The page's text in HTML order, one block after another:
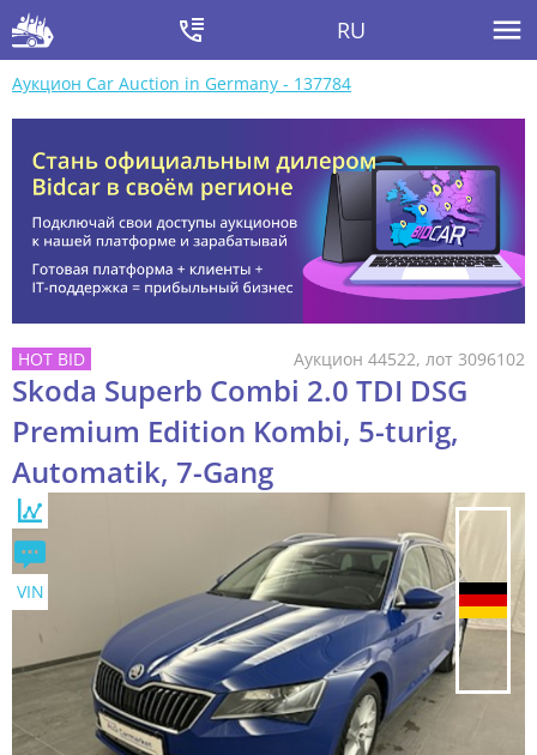
RU
Аукцион Car Auction in Germany - 137784
Аукцион 44522, лот 3096102
Skoda Superb Combi 2.0 TDI DSG
Premium Edition Kombi, 5-turig,
Automatik, 7-Gang
VIN